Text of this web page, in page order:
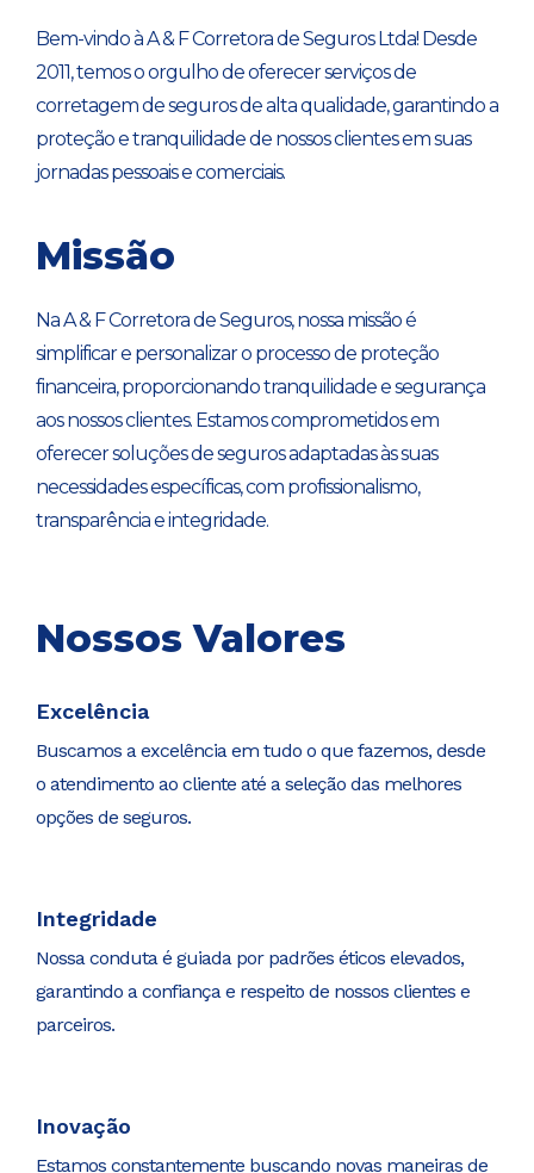
Bem-vindo à A & F Corretora de Seguros Ltda! Desde
2011, temos o orgulho de oferecer serviços de
corretagem de seguros de alta qualidade, garantindo a
proteção e tranquilidade de nossos clientes em suas
jornadas pessoais e comerciais.
Missão
Na A & F Corretora de Seguros, nossa missão é
simplificar e personalizar o processo de proteção
financeira, proporcionando tranquilidade e segurança
aos nossos clientes. Estamos comprometidos em
oferecer soluções de seguros adaptadas às suas
necessidades específicas, com profissionalismo,
transparência e integridade.
Nossos Valores
Excelência
Buscamos a excelência em tudo o que fazemos, desde
o atendimento ao cliente até a seleção das melhores
opções de seguros.
Integridade
Nossa conduta é guiada por padrões éticos elevados,
garantindo a confiança e respeito de nossos clientes e
parceiros.
Inovação
Estamos constantemente buscando novas maneiras de